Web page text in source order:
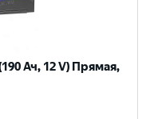
Ач, 12 V) Прямая,